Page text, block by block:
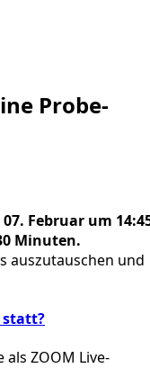
Probe-
07. Februar um
Minuten.
auszutauschen und
statt?
ZOOM Live-